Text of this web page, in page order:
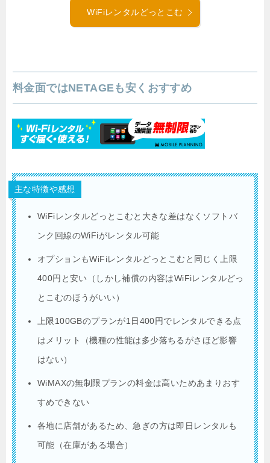
WiFiレンタルどっとこむ
料金面ではNETAGEも安くおすすめ
主な特徴や感想
WiFiレンタルどっとこむと大きな差はなくソフトバ
ンク回線のWiFiがレンタル可能
オプションもWiFiレンタルどっとこむと同じく上限
400円と安い（しかし補償の内容はWiFiレンタルどっ
とこむのほうがいい）
上限100GBのプランが1日400円でレンタルできる点
はメリット（機種の性能は多少落ちるがさほど影響
はない）
WiMAXの無制限プランの料金は高いためあまりおす
すめできない
各地に店舗があるため、急ぎの方は即日レンタルも
可能（在庫がある場合）